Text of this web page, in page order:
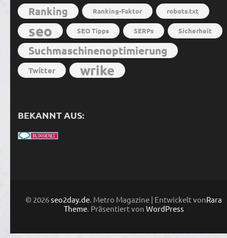
Ranking Ranking-Faktor robots.txt
seo SEO Tipps SERPs Sicherheit
Suchmaschinenoptimierung
Twitter wrike
BEKANNT AUS:
© 2026seo2day.de. Metro Magazine | Entwickelt vonRara
Theme. Präsentiert von WordPress